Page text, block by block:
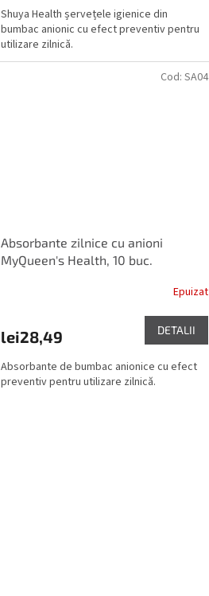
Shuya Health șervețele igienice din
bumbac anionic cu efect preventiv pentru
utilizare zilnică.
Absorbante zilnice cu anioni
MyQueen's Health, 10 buc.
Epuizat
lei28,49 DETALII
Absorbante de bumbac anionice cu efect
preventiv pentru utilizare zilnică.
Cod: SA04